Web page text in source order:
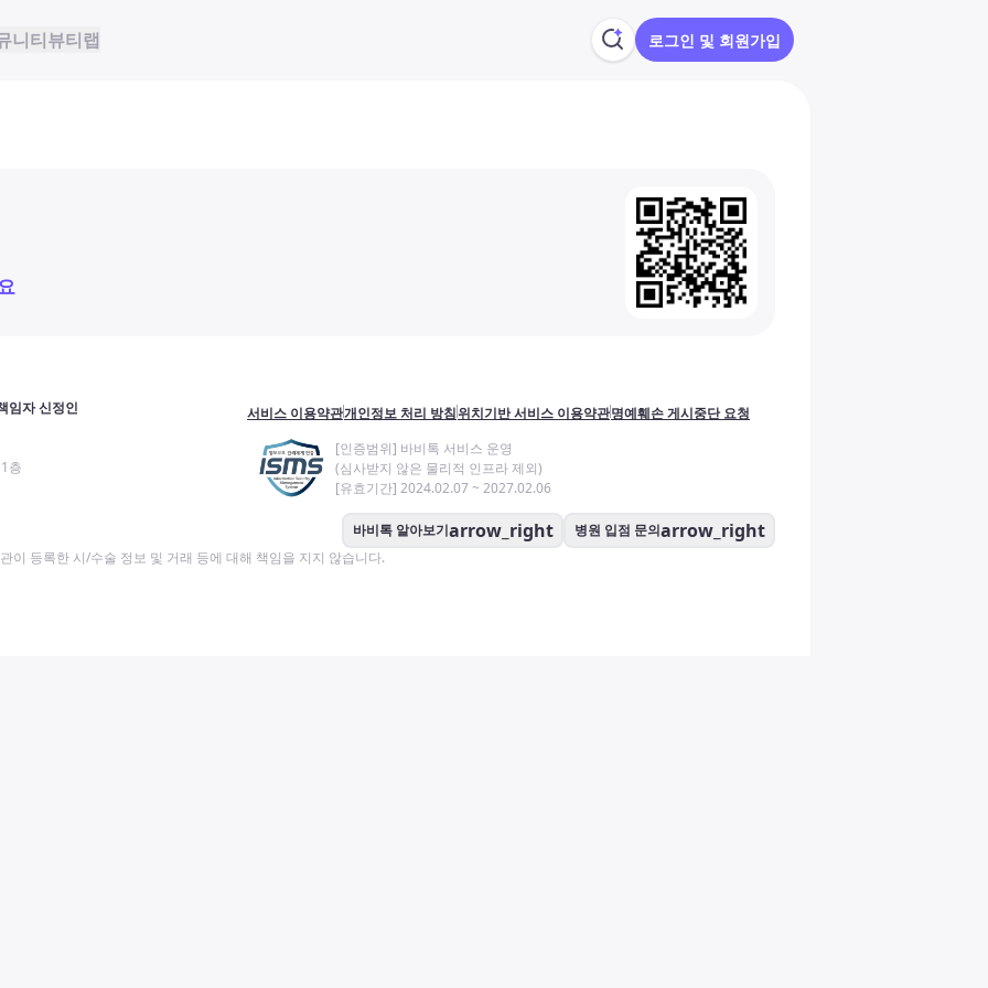
니티뷰티랩 로그인 및 회원가입
임자 신정인
층
서비스 이용약관개인정보 처리 방침위치기반 서비스 이용약관명예훼손 게시중단 요청
[인증범위] 바비톡 서비스 운영
(심사받지 않은 물리적 인프라 제외)
[유효기간] 2024.02.07 ~ 2027.02.06
바비톡 알아보기arrow_right 병원 입점 문의arrow_right
이 등록한 시/수술 정보 및 거래 등에 대해 책임을 지지 않습니다.